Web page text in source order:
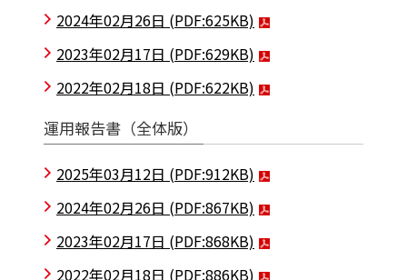
2024年02月26日 (PDF:625KB)
2023年02月17日 (PDF:629KB)
2022年02月18日 (PDF:622KB)
運用報告書（全体版）
2025年03月12日 (PDF:912KB)
2024年02月26日 (PDF:867KB)
2023年02月17日 (PDF:868KB)
2022年02月18日 (PDF:886KB)